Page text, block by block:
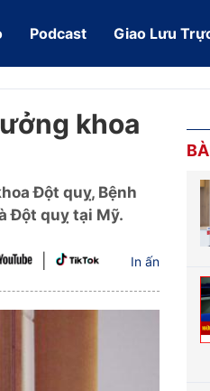
Podcast Giao Lưu
khoa
Đột quỵ, Bệnh
Đột quỵ tại Mỹ.
In ấn